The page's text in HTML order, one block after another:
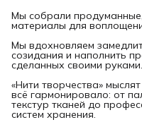
Мы собрали
материалы для
Мы вдохновляем
созидания и наполнить
сделанных своими руками.
«Нити творчества»
всё гармонировало: от
текстур тканей до
систем хранения.